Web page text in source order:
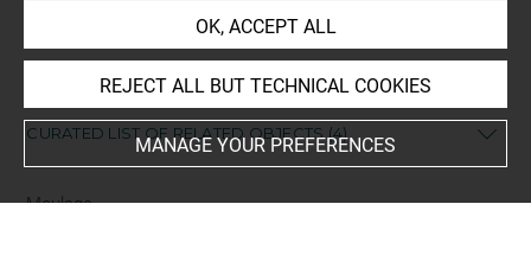
http://www.jstor.org/journal/revuearch
CURATED LIST OF RELATED OBJECTS (4)
Moulage
OK, ACCEPT ALL
REJECT ALL BUT TECHNICAL COOKIES
MANAGE YOUR PREFERENCES